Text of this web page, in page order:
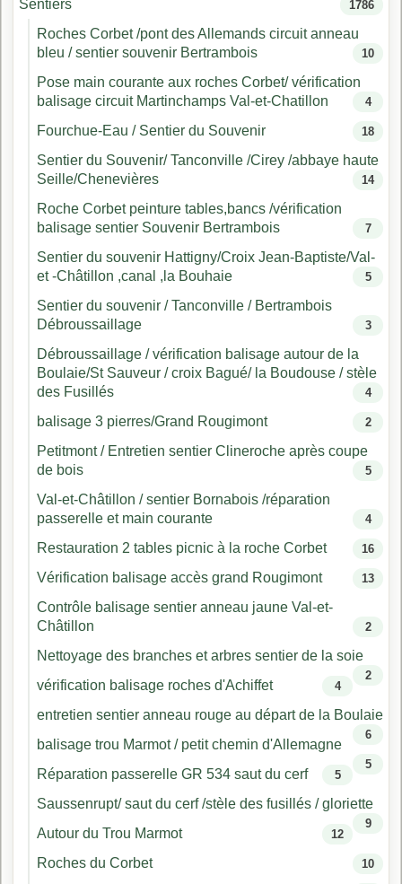
Sentiers 1786
Roches Corbet /pont des Allemands circuit anneau
bleu / sentier souvenir Bertrambois
10
Pose main courante aux roches Corbet/ vérification
balisage circuit Martinchamps Val-et-Chatillon
4
Fourchue-Eau / Sentier du Souvenir 18
Sentier du Souvenir/ Tanconville /Cirey /abbaye haute
Seille/Chenevières
14
Roche Corbet peinture tables,bancs /vérification
balisage sentier Souvenir Bertrambois
7
Sentier du souvenir Hattigny/Croix Jean-Baptiste/Val-
et -Châtillon ,canal ,la Bouhaie
5
Sentier du souvenir / Tanconville / Bertrambois
Débroussaillage
3
Débroussaillage / vérification balisage autour de la
Boulaie/St Sauveur / croix Bagué/ la Boudouse / stèle
des Fusillés
4
balisage 3 pierres/Grand Rougimont 2
Petitmont / Entretien sentier Clineroche après coupe
de bois
5
Val-et-Châtillon / sentier Bornabois /réparation
passerelle et main courante
4
Restauration 2 tables picnic à la roche Corbet 16
Vérification balisage accès grand Rougimont 13
Contrôle balisage sentier anneau jaune Val-et-
Châtillon
2
Nettoyage des branches et arbres sentier de la soie
2
vérification balisage roches d'Achiffet 4
entretien sentier anneau rouge au départ de la Boulaie
6
balisage trou Marmot / petit chemin d'Allemagne
5
Réparation passerelle GR 534 saut du cerf 5
Saussenrupt/ saut du cerf /stèle des fusillés / gloriette
9
Autour du Trou Marmot 12
Roches du Corbet 10